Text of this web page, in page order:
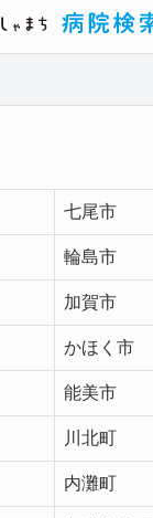
七尾市
輪島市
加賀市
かほく市
能美市
川北町
内灘町